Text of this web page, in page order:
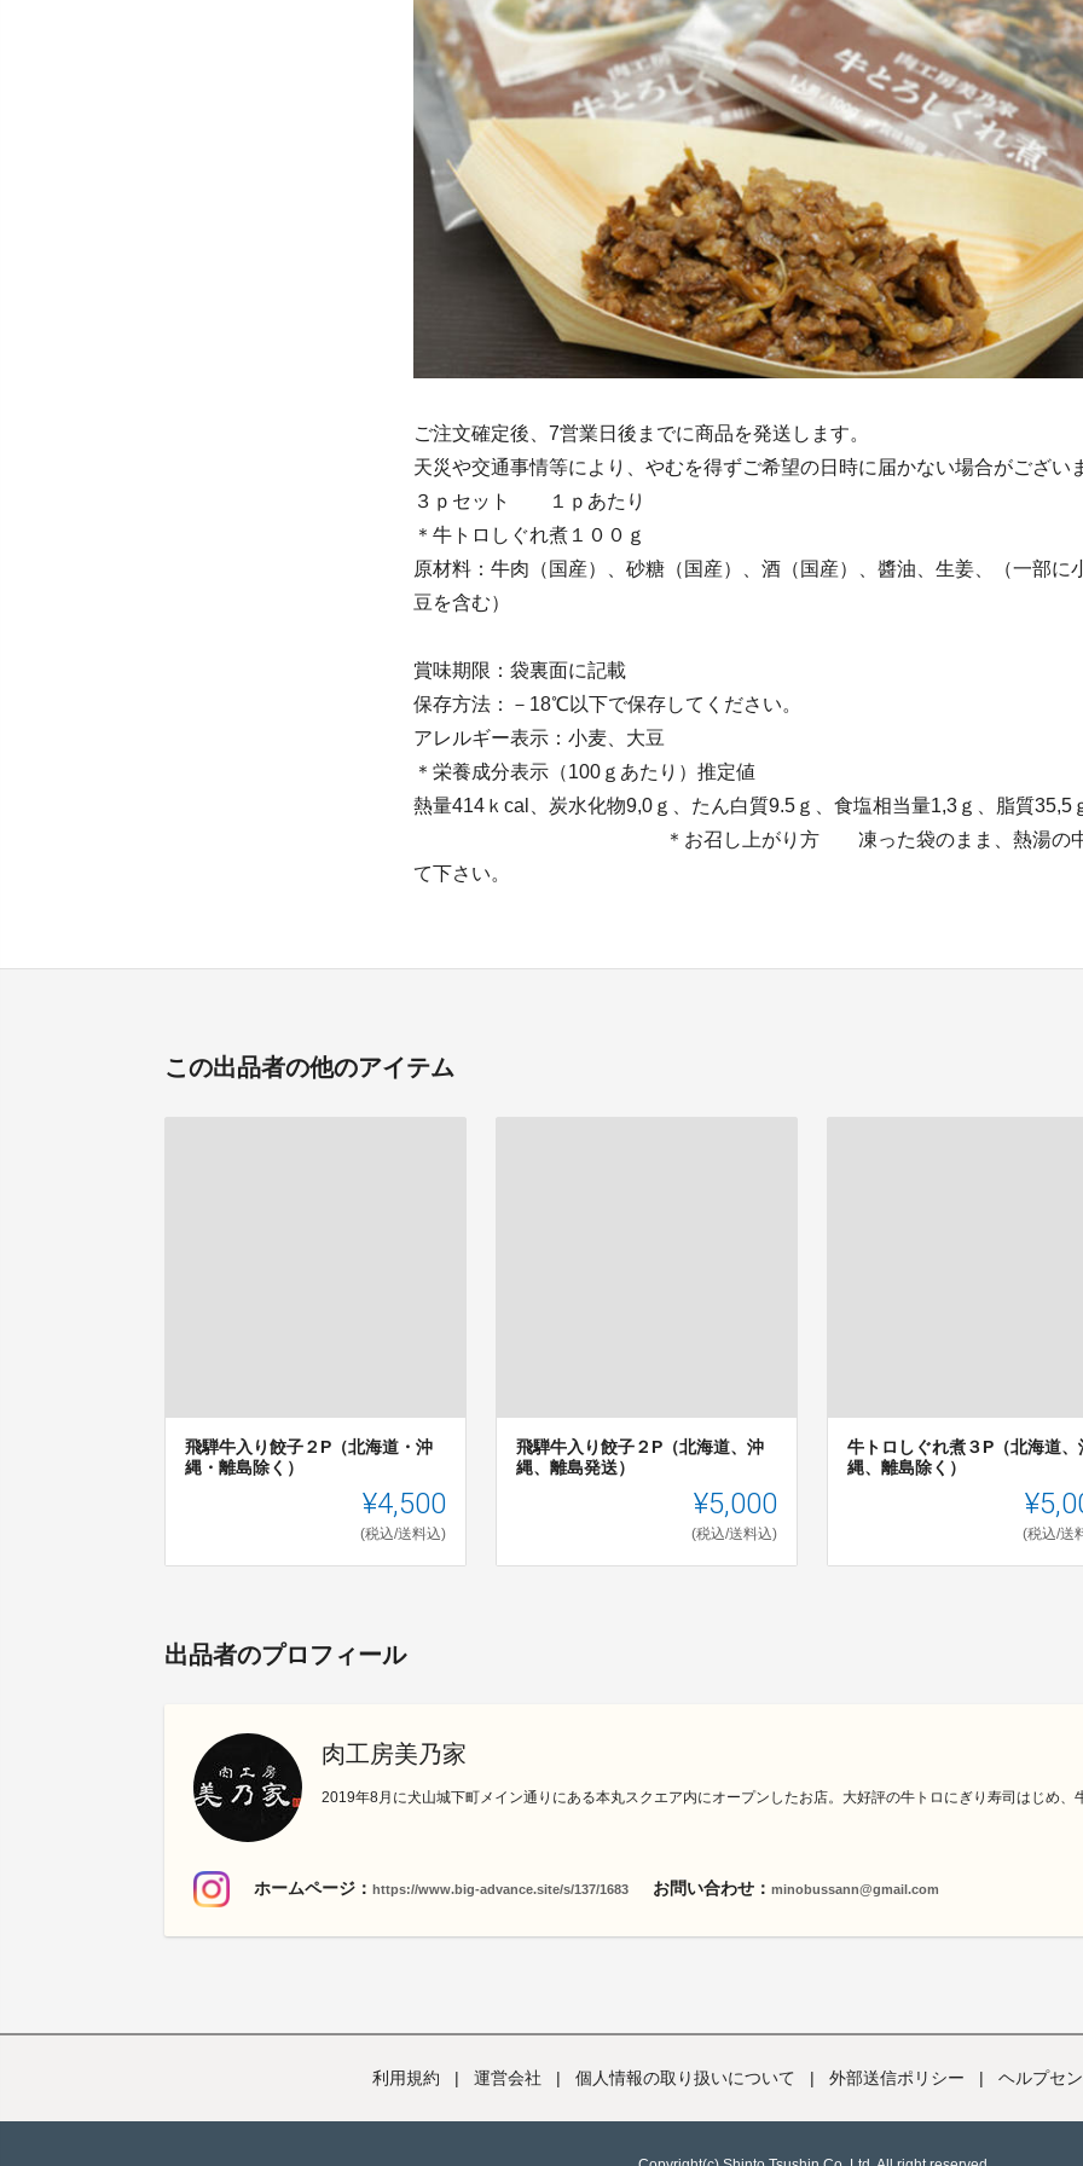
ご注文確定後、7営業日後までに商品を発送します。
天災や交通事情等により、やむを得ずご希望の日時に届かない場合がござ
３ｐセット １ｐあたり
＊牛トロしぐれ煮１００ｇ
原材料：牛肉（国産）、砂糖（国産）、酒（国産）、醬油、生姜、（一部に
豆を含む）
賞味期限：袋裏面に記載
保存方法：－18℃以下で保存してください。
アレルギー表示：小麦、大豆
＊栄養成分表示（100ｇあたり）推定値
熱量414ｋcal、炭水化物9,0ｇ、たん白質9.5ｇ、食塩相当量1,3ｇ
＊お召し上がり方 凍った袋のまま、熱湯の中で
て下さい。
この出品者の他のアイテム
飛騨牛入り餃子２P（北海道・沖
縄・離島除く）
¥4,500
(税込/送料込)
飛騨牛入り餃子２P（北海道、沖
縄、離島発送）
¥5,000
(税込/送料込)
牛トロしぐれ煮３P（北海道、
縄、離島除く）
(税込/送
出品者のプロフィール
肉工房美乃家
2019年8月に犬山城下町メイン通りにある本丸スクエア内にオープンしたお店。大好評の牛トロにぎり寿司はじめ、
ホームページ： https://www.big-advance.site/s/137/1683 お問い合わせ： minobussann@gmail.com
利用規約 | 運営会社 | 個人情報の取り扱いについて | 外部送信ポリシー | ヘルプセ